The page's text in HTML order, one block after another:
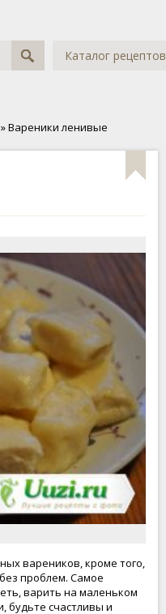
Каталог рецептов
» Вареники ленивые
вареников, кроме того,
проблем. Самое
варить на маленьком
будьте счастливы и